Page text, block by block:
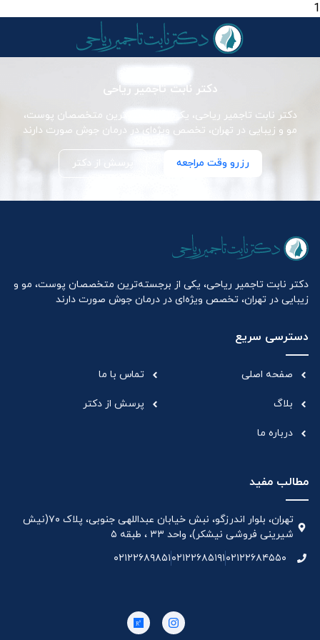
1
دکتر نابت تاجمیر ریاحی
دکتر نابت تاجمیر ریاحی، یکی از برجسته‌ترین متخصصان پوست،
مو و زیبایی در تهران، تخصص ویژه‌ای در درمان جوش صورت دارند
رزرو وقت مراجعه پرسش از دکتر
دکتر نابت تاجمیر ریاحی، یکی از برجسته‌ترین متخصصان پوست، مو و
زیبایی در تهران، تخصص ویژه‌ای در درمان جوش صورت دارند
دسترسی سریع
صفحه اصلی
بلاگ
درباره ما
تماس با ما
پرسش از دکتر
مطالب مفید
تهران، بلوار اندرزگو، نبش خیابان عبداللهی جنوبی، پلاک ۷۰(نیش
شیرینی فروشی نیشکر)، واحد ۳۳ ، طبقه ۵
۰۲۱۲۲۶۸۴۵۵۰۰۲۱۲۲۶۸۵۱۹۱۰۲۱۲۲۶۸۹۸۵۱